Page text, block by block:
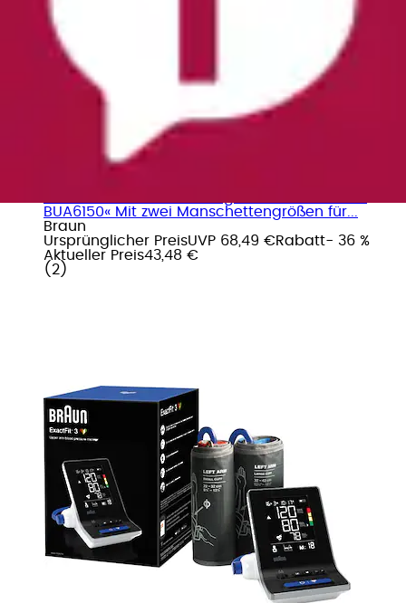
BUA6150« Mit zwei Manschettengrößen für...
Braun
Ursprünglicher PreisUVP 68,49 €Rabatt- 36 %
Aktueller Preis43,48 €
( 2 )